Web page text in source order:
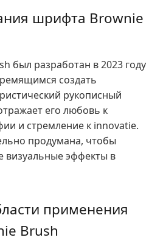
шрифта Brownie
был разработан в 2023 году
создать
рукописный
его любовь к
и стремление к innovatie.
продумана, чтобы
визуальные эффекты в
применения
Brush